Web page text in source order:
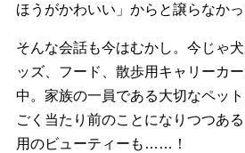
ほうがかわいい」からと譲らなかっ
そんな会話も今はむかし。今じゃ
ッズ、 フード、散歩用キャリーカ
中。家族の一員である大切なペッ
ごく当たり前のことになりつつあ
用のビューティーも……！